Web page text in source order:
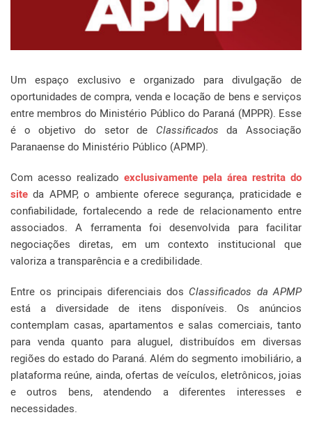
Um espaço exclusivo e organizado para divulgação de
oportunidades de compra, venda e locação de bens e serviços
entre membros do Ministério Público do Paraná (MPPR). Esse
é o objetivo do setor de Classificados da Associação
Paranaense do Ministério Público (APMP).
Com acesso realizado exclusivamente pela área restrita do
site da APMP, o ambiente oferece segurança, praticidade e
confiabilidade, fortalecendo a rede de relacionamento entre
associados. A ferramenta foi desenvolvida para facilitar
negociações diretas, em um contexto institucional que
valoriza a transparência e a credibilidade.
Entre os principais diferenciais dos Classificados da APMP
está a diversidade de itens disponíveis. Os anúncios
contemplam casas, apartamentos e salas comerciais, tanto
para venda quanto para aluguel, distribuídos em diversas
regiões do estado do Paraná. Além do segmento imobiliário, a
plataforma reúne, ainda, ofertas de veículos, eletrônicos, joias
e outros bens, atendendo a diferentes interesses e
necessidades.